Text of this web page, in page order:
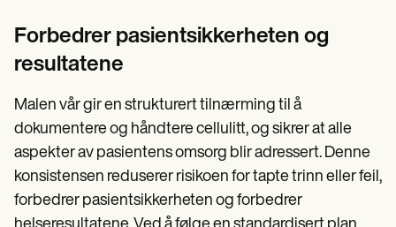
Forbedrer pasientsikkerheten og
resultatene
Malen vår gir en strukturert tilnærming til å
dokumentere og håndtere cellulitt, og sikrer at alle
aspekter av pasientens omsorg blir adressert. Denne
konsistensen reduserer risikoen for tapte trinn eller feil,
forbedrer pasientsikkerheten og forbedrer